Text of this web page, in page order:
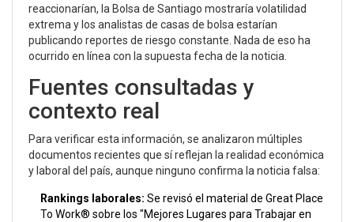
reaccionarían, la Bolsa de Santiago mostraría volatilidad
extrema y los analistas de casas de bolsa estarían
publicando reportes de riesgo constante. Nada de eso ha
ocurrido en línea con la supuesta fecha de la noticia.
Fuentes consultadas y
contexto real
Para verificar esta información, se analizaron múltiples
documentos recientes que sí reflejan la realidad económica
y laboral del país, aunque ninguno confirma la noticia falsa:
Rankings laborales: Se revisó el material de Great Place
To Work® sobre los "Mejores Lugares para Trabajar en